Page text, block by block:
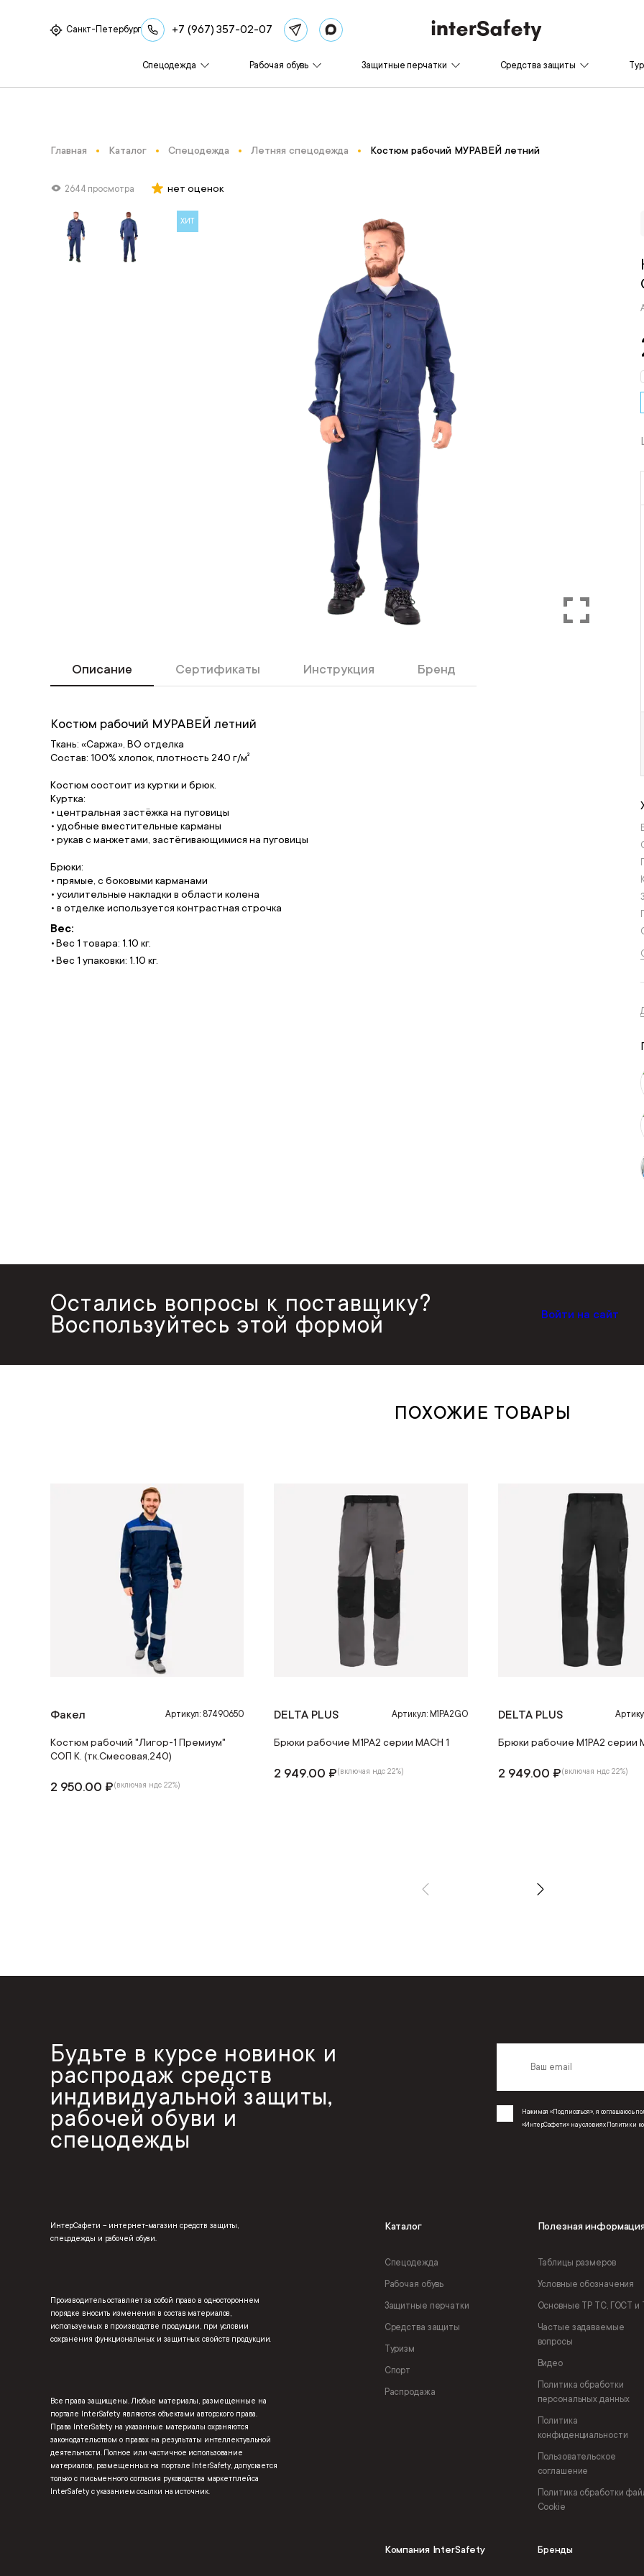
Санкт-Петербург +7 (967) 357-02-07
Спецодежда Рабочая обувь Защитные перчатки Средства защиты
Главная Каталог Спецодежда Летняя спецодежда Костюм рабочий МУРАВЕЙ летний
2644 просмотра нет оценок
ХИТ
Описание Сертификаты Инструкция Бренд
Костюм рабочий МУРАВЕЙ летний
Ткань: «Саржа», ВО отделка
Состав: 100% хлопок, плотность 240 г/м²
Костюм состоит из куртки и брюк.
Куртка:
• центральная застёжка на пуговицы
• удобные вместительные карманы
• рукав с манжетами, застёгивающимися на пуговицы
Брюки:
• прямые, с боковыми карманами
• усилительные накладки в области колена
• в отделке используется контрастная строчка
Вес:
Вес 1 товара: 1.10 кг.
Вес 1 упаковки: 1.10 кг.
Остались вопросы к поставщику?
Воспользуйтесь этой формой
Войти на сайт
ПОХОЖИЕ ТОВАРЫ
Факел Артикул: 87490650
Костюм рабочий "Лигор-1 Премиум"
СОП К. (тк.Смесовая,240)
2 950.00 ₽(включая ндс 22%)
DELTA PLUS Артикул: M1PA2GO
Брюки рабочие M1PA2 серии MACH 1
2 949.00 ₽(включая ндс 22%)
DELTA PLUS
Брюки рабочие M1PA2 серии
2 949.00 ₽(включая ндс 22%)
Будьте в курсе новинок и
распродаж средств
индивидуальной защиты,
рабочей обуви и
спецодежды
Нажимая «Подписаться», я соглашаюсь
«ИнтерСафети» на условиях Политики
ИнтерСафети – интернет-магазин средств защиты,
спецодежды и рабочей обуви.
Производитель оставляет за собой право в одностороннем
порядке вносить изменения в состав материалов,
используемых в производстве продукции, при условии
сохранения функциональных и защитных свойств продукции.
Все права защищены. Любые материалы, размещенные на
портале InterSafety являются объектами авторского права.
Права InterSafety на указанные материалы охраняются
законодательством о правах на результаты интеллектуальной
деятельности. Полное или частичное использование
материалов, размещенных на портале InterSafety, допускается
только с письменного согласия руководства маркетплейса
InterSafety с указанием ссылки на источник.
Каталог
Спецодежда
Рабочая обувь
Защитные перчатки
Средства защиты
Туризм
Спорт
Распродажа
Полезная
Таблицы размеров
Условные обозначения
Основные ТР ТС, ГОСТ и
Частые задаваемые
вопросы
Видео
Политика обработки
персональных данных
Политика
конфиденциальности
Пользовательское
соглашение
Политика обработки
Cookie
Компания InterSafety Бренды